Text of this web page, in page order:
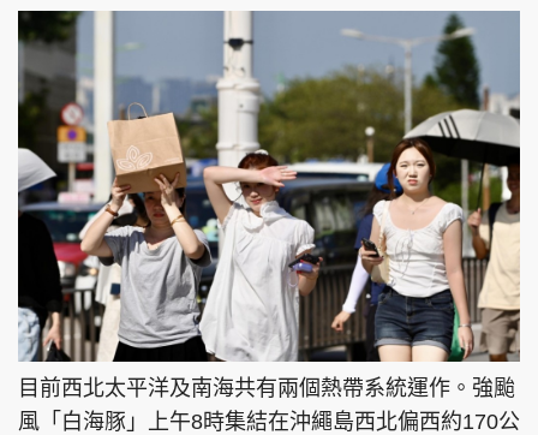
目前西北太平洋及南海共有兩個熱帶系統運作。強颱
風「白海豚」上午8時集結在沖繩島西北偏西約170公